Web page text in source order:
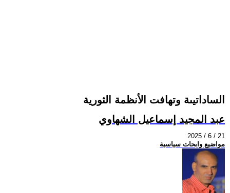
الساداتيىة وتهافت الأنظمة الثورية
عبد المجيد إسماعيل الشهاوي
2025 / 6 / 21
مواضيع وابحاث سياسية